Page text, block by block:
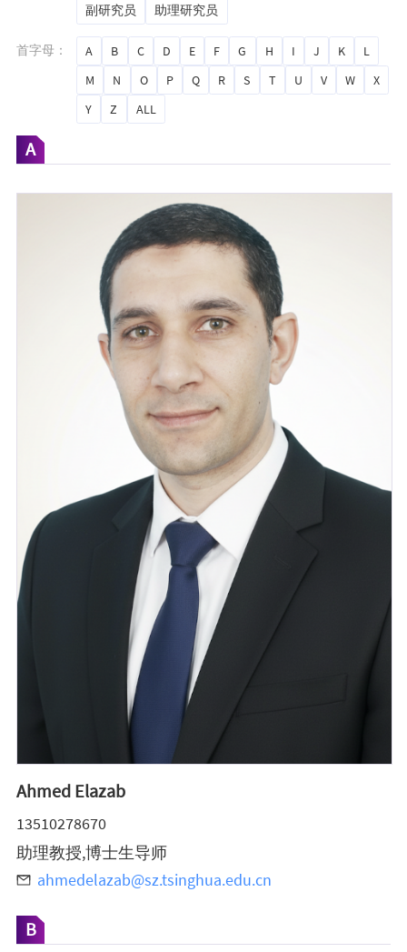
副研究员
助理研究员
首字母： A B C D E F G H I J K
L
M
N O P Q R S T U V W
X
Y
Z ALL
A
Ahmed Elazab
13510278670
助理教授,博士生导师
ahmedelazab@sz.tsinghua.edu.cn
B